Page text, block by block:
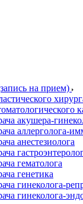
на прием)
акушера-
аллерголога-
анестезиолога
гематолога
генетика
гинеколога-
гинеколога-